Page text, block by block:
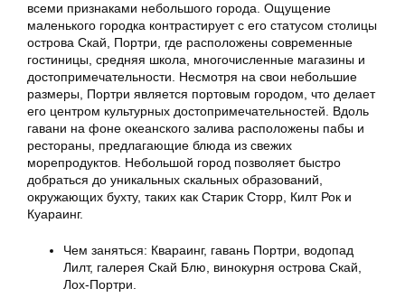
всеми признаками небольшого города. Ощущение
маленького городка контрастирует с его статусом столицы
острова Скай, Портри, где расположены современные
гостиницы, средняя школа, многочисленные магазины и
достопримечательности. Несмотря на свои небольшие
размеры, Портри является портовым городом, что делает
его центром культурных достопримечательностей. Вдоль
гавани на фоне океанского залива расположены пабы и
рестораны, предлагающие блюда из свежих
морепродуктов. Небольшой город позволяет быстро
добраться до уникальных скальных образований,
окружающих бухту, таких как Старик Сторр, Килт Рок и
Куараинг.
Чем заняться: Квараинг, гавань Портри, водопад
Лилт, галерея Скай Блю, винокурня острова Скай,
Лох-Портри.